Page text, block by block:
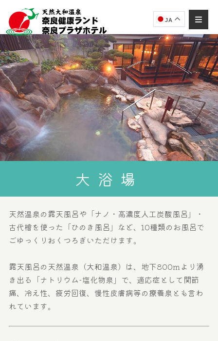
JA
大浴場
天然温泉の露天風呂や「ナノ・高濃度人工炭酸風呂」・
古代檜を使った「ひのき風呂」など、10種類のお風呂で
ごゆっくりおくつろぎいただけます。
露天風呂の天然温泉（大和温泉）は、地下800ｍより湧
き出る「ナトリウム-塩化物泉」で、適応症として関節
痛、冷え性、疲労回復、慢性皮膚病等の療養泉とも言わ
れています。
奈良健康ランド
AIコンシェルジュ
オンライン
奈良健康ランド AIコンシェルジュです。
ご質問をお伺いします。